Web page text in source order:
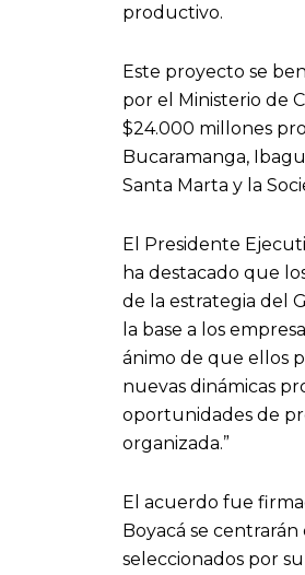
productivo.
Este proyecto se
por el Ministerio de
$24.000 millones
Bucaramanga,
Santa Marta y la
El Presidente
ha destacado que
de la estrategia del
la base a los
ánimo de que ellos
nuevas dinámicas
oportunidades de
organizada.”
El acuerdo fue
Boyacá se
seleccionados por